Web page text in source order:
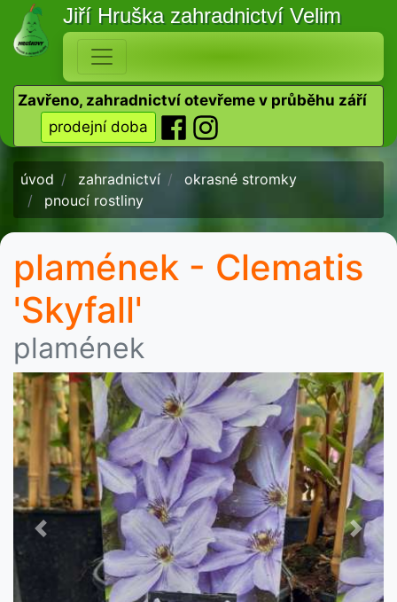
Jiří Hruška zahradnictví Velim
Zavřeno, zahradnictví otevřeme v průběhu září
prodejní doba
úvod zahradnictví
okrasné stromky
pnoucí rostliny
plamének - Clematis
'Skyfall'
plamének
Předchozí Další